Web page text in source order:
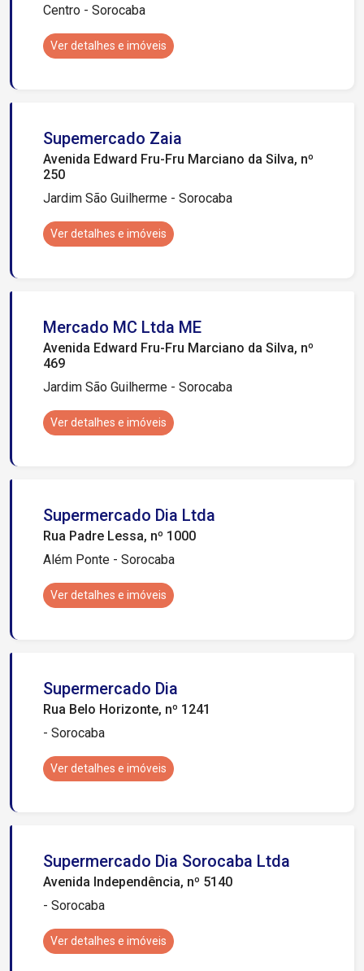
Centro - Sorocaba
Ver detalhes e imóveis
Supemercado Zaia
Avenida Edward Fru-Fru Marciano da Silva, nº
250
Jardim São Guilherme - Sorocaba
Ver detalhes e imóveis
Mercado MC Ltda ME
Avenida Edward Fru-Fru Marciano da Silva, nº
469
Jardim São Guilherme - Sorocaba
Ver detalhes e imóveis
Supermercado Dia Ltda
Rua Padre Lessa, nº 1000
Além Ponte - Sorocaba
Ver detalhes e imóveis
Supermercado Dia
Rua Belo Horizonte, nº 1241
- Sorocaba
Ver detalhes e imóveis
Supermercado Dia Sorocaba Ltda
Avenida Independência, nº 5140
- Sorocaba
Ver detalhes e imóveis